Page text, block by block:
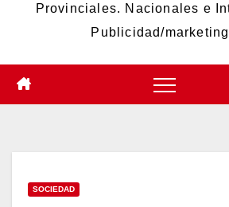
Provinciales. Nacionales e
Publicidad/marketing
SOCIEDAD